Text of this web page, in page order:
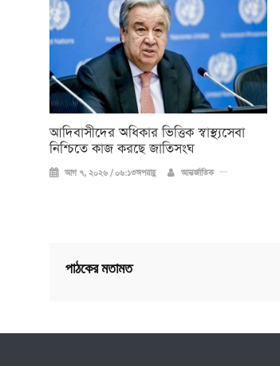
আদিবাসীদের অধিকার ভিত্তিক স্বাস্থ্যসেবা
নিশ্চিতে কাজ করছে জাতিসংঘ
আগ ৭, ২০২৬ / ০৬:১৩অপরাহ্ণ আন্তর্জাতিক
পাঠকের মতামত